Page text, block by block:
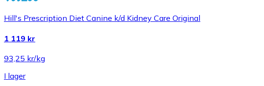
Hill's Prescription Diet Canine k/d Kidney Care Original
1 119 kr
93,25 kr/kg
I lager